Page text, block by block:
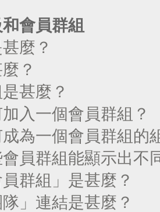
會員群組
麼？
？
甚麼？
入一個會員群組？
為一個會員群組的
員群組能顯示出不
員群組」是甚麼？
隊」連結是甚麼？